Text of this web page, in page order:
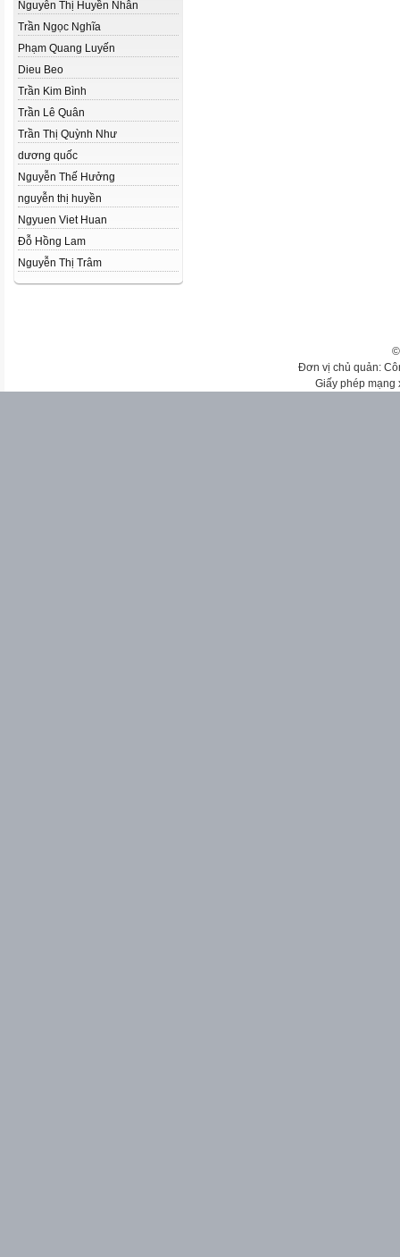
Nguyễn Thị Huyền Nhân
Trần Ngọc Nghĩa
Phạm Quang Luyến
Dieu Beo
Trần Kim Bình
Trần Lê Quân
Trần Thị Quỳnh Như
dương quốc
Nguyễn Thế Hưởng
nguyễn thị huyền
Ngyuen Viet Huan
Đỗ Hồng Lam
Nguyễn Thị Trâm
Đơn vị chủ quản:
Giấy phép mạng